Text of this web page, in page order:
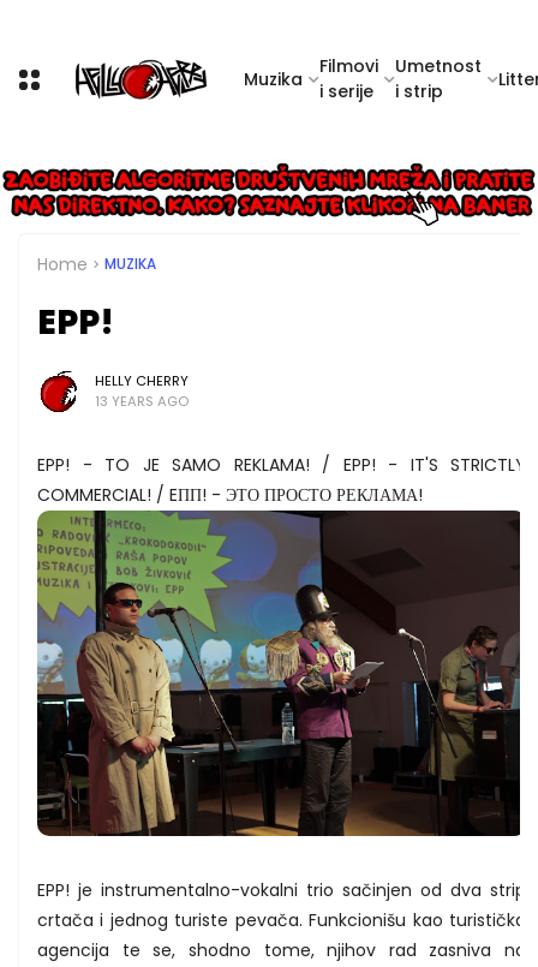
Muzika
Filmovi
i serije
Umetnost
i strip
Home MUZIKA
EPP!
HELLY CHERRY
13 YEARS AGO
EPP! - TO JE SAMO REKLAMA! / EPP! - IT'S STRICTLY
COMMERCIAL! / EПП! - ЭТО ПРОСТО РЕКЛАМА!
EPP! je instrumentalno-vokalni trio sačinjen od dva strip
crtača i jednog turiste pevača. Funkcionišu kao turistička
agencija te se, shodno tome, njihov rad zasniva na